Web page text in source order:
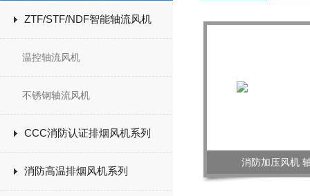
ZTF/STF/NDF智能轴流风机
温控轴流风机
不锈钢轴流风机
CCC消防认证排烟风机系列
消防高温排烟风机系列
消防加压风机